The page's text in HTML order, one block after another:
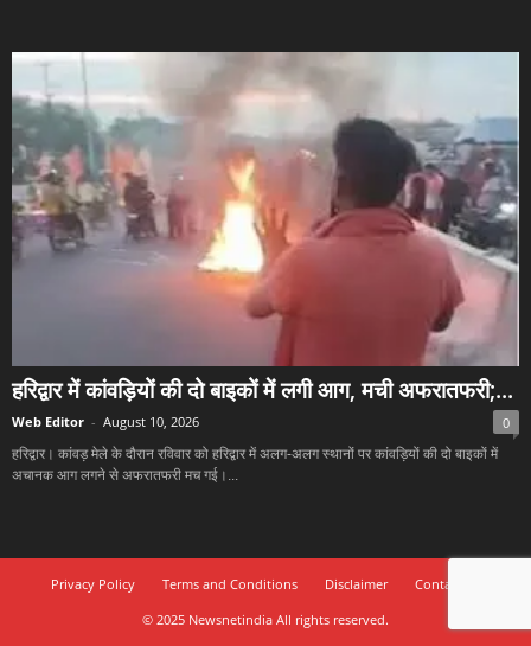
हरिद्वार में कांवड़ियों की दो बाइकों में लगी आग, मची अफरातफरी;...
Web Editor - August 10, 2026 0
हरिद्वार। कांवड़ मेले के दौरान रविवार को हरिद्वार में अलग-अलग स्थानों पर कांवड़ियों की दो बाइकों में
अचानक आग लगने से अफरातफरी मच गई।...
Privacy Policy Terms and Conditions Disclaimer
Contact Us
© 2025 Newsnetindia All rights reserved.